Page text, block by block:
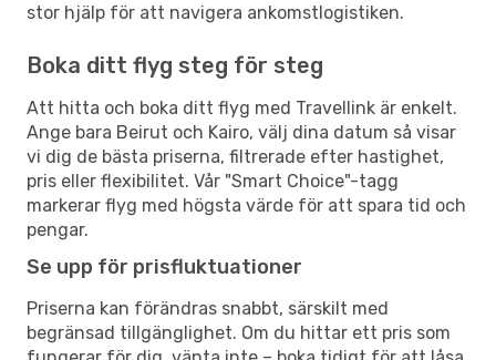
stor hjälp för att navigera ankomstlogistiken.
Boka ditt flyg steg för steg
Att hitta och boka ditt flyg med Travellink är enkelt.
Ange bara Beirut och Kairo, välj dina datum så visar
vi dig de bästa priserna, filtrerade efter hastighet,
pris eller flexibilitet. Vår "Smart Choice"-tagg
markerar flyg med högsta värde för att spara tid och
pengar.
Se upp för prisfluktuationer
Priserna kan förändras snabbt, särskilt med
begränsad tillgänglighet. Om du hittar ett pris som